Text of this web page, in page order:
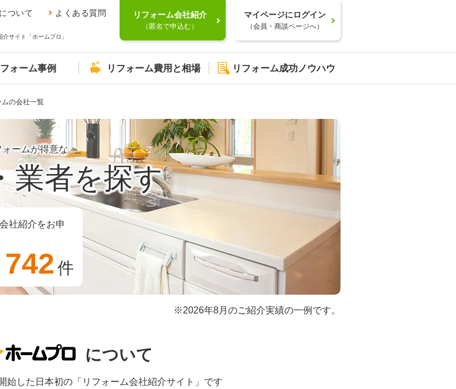
ついて よくある質問
サイト「ホームプロ」
リフォーム会社紹介
（匿名で申込む）
マイページにログイン
（会員・商談ページへ）
ォーム事例 リフォーム費用と相場 リフォーム成功ノウハウ
の会社一覧
ームが得意な
業者を探す
社紹介をお申
742 件
※2026年8月のご紹介実績の一例です。
について
始した日本初の「リフォーム会社紹介サイト」です